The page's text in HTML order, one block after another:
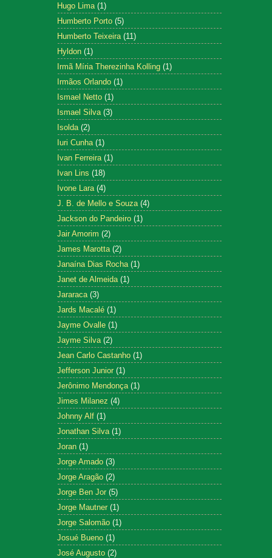
Hugo Lima (1)
Humberto Porto (5)
Humberto Teixeira (11)
Hyldon (1)
Irmã Míria Therezinha Kolling (1)
Irmãos Orlando (1)
Ismael Netto (1)
Ismael Silva (3)
Isolda (2)
Iuri Cunha (1)
Ivan Ferreira (1)
Ivan Lins (18)
Ivone Lara (4)
J. B. de Mello e Souza (4)
Jackson do Pandeiro (1)
Jair Amorim (2)
James Marotta (2)
Janaína Dias Rocha (1)
Janet de Almeida (1)
Jararaca (3)
Jards Macalé (1)
Jayme Ovalle (1)
Jayme Silva (2)
Jean Carlo Castanho (1)
Jefferson Junior (1)
Jerônimo Mendonça (1)
Jimes Milanez (4)
Johnny Alf (1)
Jonathan Silva (1)
Joran (1)
Jorge Amado (3)
Jorge Aragão (2)
Jorge Ben Jor (5)
Jorge Mautner (1)
Jorge Salomão (1)
Josué Bueno (1)
José Augusto (2)